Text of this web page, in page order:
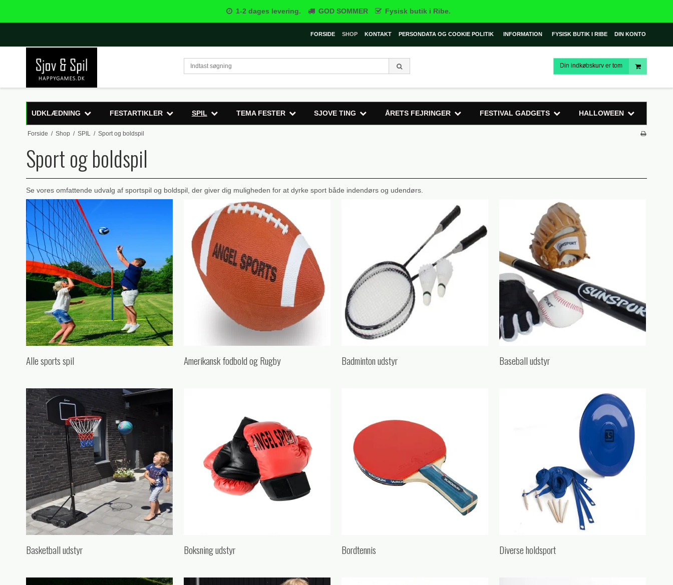
1-2 dages levering. GOD SOMMER Fysisk butik i Ribe.
FORSIDE SHOP KONTAKT PERSONDATA OG COOKIE POLITIK INFORMATION FYSISK BUTIK I RIBE DIN KONTO
Din indkøbskurv er tom
UDKLÆDNING FESTARTIKLER SPIL TEMA FESTER SJOVE TING ÅRETS FEJRINGER FESTIVAL GADGETS HALLOWEEN
Forside / Shop / SPIL / Sport og boldspil
Sport og boldspil
Se vores omfattende udvalg af sportspil og boldspil, der giver dig muligheden for at dyrke sport både indendørs og udendørs.
Alle sports spil Amerikansk fodbold og Rugby Badminton udstyr Baseball udstyr
Basketball udstyr Boksning udstyr Bordtennis Diverse holdsport